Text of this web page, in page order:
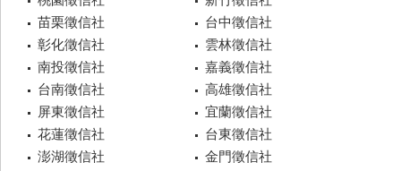
苗栗徵信社
台中徵信社
彰化徵信社
雲林徵信社
南投徵信社
嘉義徵信社
台南徵信社
高雄徵信社
屏東徵信社
宜蘭徵信社
花蓮徵信社
台東徵信社
澎湖徵信社
金門徵信社